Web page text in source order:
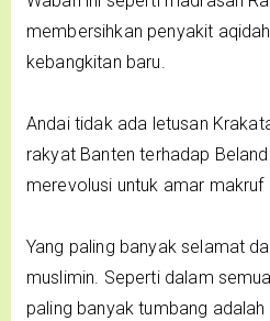
membersihkan penyakit
kebangkitan baru.
Andai tidak ada letusan
rakyat Banten terhadap
merevolusi untuk amar makruf
Yang paling banyak selamat
muslimin. Seperti dalam
paling banyak tumbang adalah